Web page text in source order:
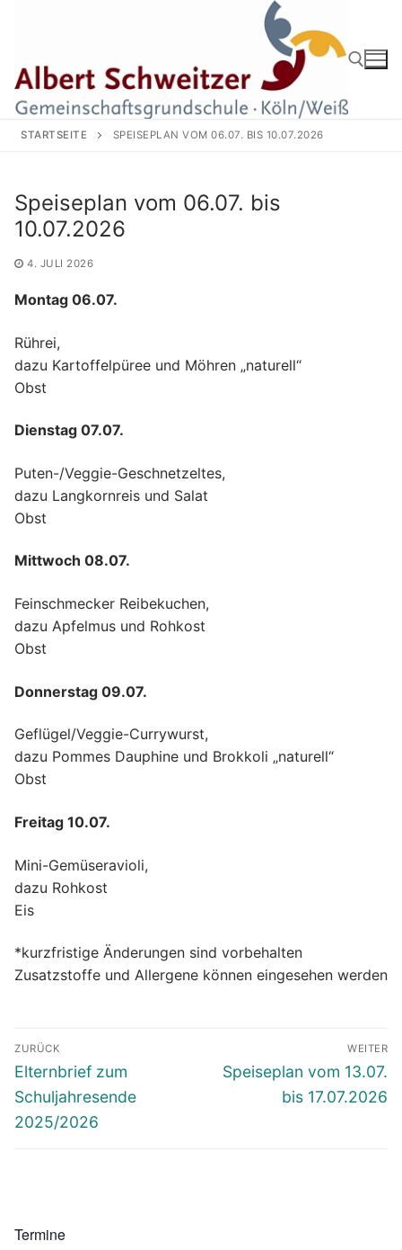
Suchen nach:
STARTSEITE SPEISEPLAN VOM 06.07. BIS 10.07.2026
Speiseplan vom 06.07. bis
10.07.2026
4. JULI 2026
Montag 06.07.
Rührei,
dazu Kartoffelpüree und Möhren „naturell“
Obst
Dienstag 07.07.
Puten-/Veggie-Geschnetzeltes,
dazu Langkornreis und Salat
Obst
Mittwoch 08.07.
Feinschmecker Reibekuchen,
dazu Apfelmus und Rohkost
Obst
Donnerstag 09.07.
Geflügel/Veggie-Currywurst,
dazu Pommes Dauphine und Brokkoli „naturell“
Obst
Freitag 10.07.
Mini-Gemüseravioli,
dazu Rohkost
Eis
*kurzfristige Änderungen sind vorbehalten
Zusatzstoffe und Allergene können eingesehen werden
Beitragsnavigation
ZURÜCK
Vorheriger
Beitrag:
Elternbrief zum
Schuljahresende
2025/2026
WEITER
Nächster
Speiseplan vom 13.07.
bis 17.07.2026
Termine